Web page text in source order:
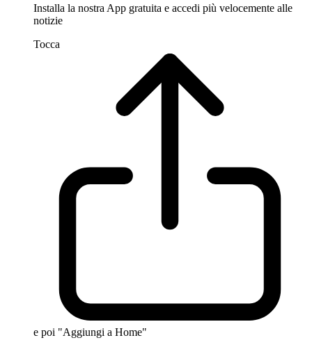
Installa la nostra App gratuita e accedi più velocemente alle
notizie
Tocca
e poi "Aggiungi a Home"